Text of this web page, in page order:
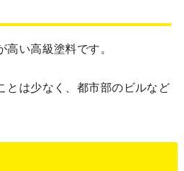
い高級塗料です。
とは少なく、都市部のビルなど